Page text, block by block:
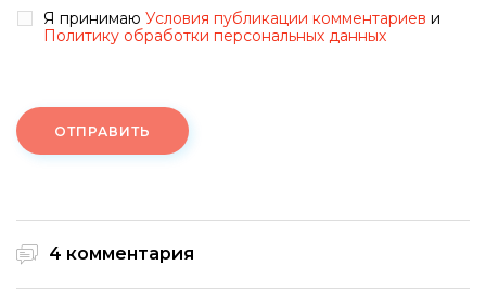
Я принимаю Условия публикации комментариев и
Политику обработки персональных данных
ОТПРАВИТЬ
4 комментария